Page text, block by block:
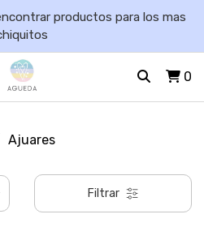
productos para los mas
0
Ajuares
Filtrar